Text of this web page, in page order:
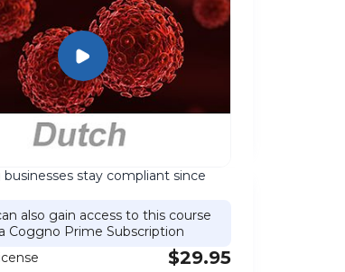
stay compliant since
also gain access to this course
Coggno Prime Subscription
$29.95